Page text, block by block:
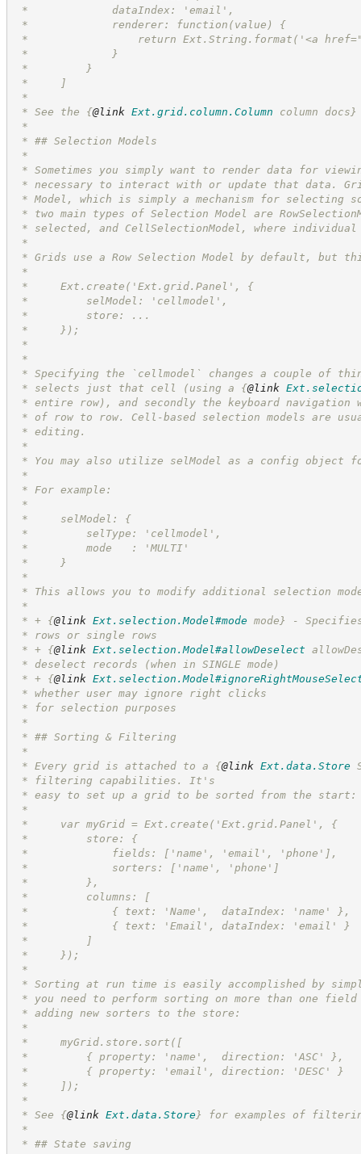
*             dataIndex: 'email',
*             renderer: function(value) {
*                 return Ext.String.format('<a
*             }
*         }
*     ]
*
* See the {@link Ext.grid.column.Column column docs}
*
* ## Selection Models
*
* Sometimes you simply want to render data for
* necessary to interact with or update that data.
* Model, which is simply a mechanism for selecting
* two main types of Selection Model are
* selected, and CellSelectionModel, where
*
* Grids use a Row Selection Model by default, but
*
*     Ext.create('Ext.grid.Panel', {
*         selModel: 'cellmodel',
*         store: ...
*     });
*
*
* Specifying the `cellmodel` changes a couple of
* selects just that cell (using a {@link
* entire row), and secondly the keyboard
* of row to row. Cell-based selection models are
* editing.
*
* You may also utilize selModel as a config object
*
* For example:
*
*     selModel: {
*         selType: 'cellmodel',
*         mode   : 'MULTI'
*     }
*
* This allows you to modify additional selection
*
* + {@link Ext.selection.Model#mode mode} -
* rows or single rows
* + {@link Ext.selection.Model#allowDeselect
* deselect records (when in SINGLE mode)
* + {@link
* whether user may ignore right clicks
* for selection purposes
*
* ## Sorting & Filtering
*
* Every grid is attached to a {@link Ext.data.Store
* filtering capabilities. It's
* easy to set up a grid to be sorted from the start:
*
*     var myGrid = Ext.create('Ext.grid.Panel', {
*         store: {
*             fields: ['name', 'email', 'phone'],
*             sorters: ['name', 'phone']
*         },
*         columns: [
*             { text: 'Name',  dataIndex: 'name' },
*             { text: 'Email', dataIndex: 'email' }
*         ]
*     });
*
* Sorting at run time is easily accomplished by
* you need to perform sorting on more than one
* adding new sorters to the store:
*
*     myGrid.store.sort([
*         { property: 'name',  direction: 'ASC' },
*         { property: 'email', direction: 'DESC' }
*     ]);
*
* See {@link Ext.data.Store} for examples of
*
* ## State saving